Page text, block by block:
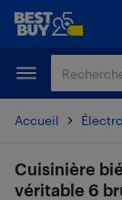
Passer
principal
Passer
Accueil
Cuisinière
véritable 6